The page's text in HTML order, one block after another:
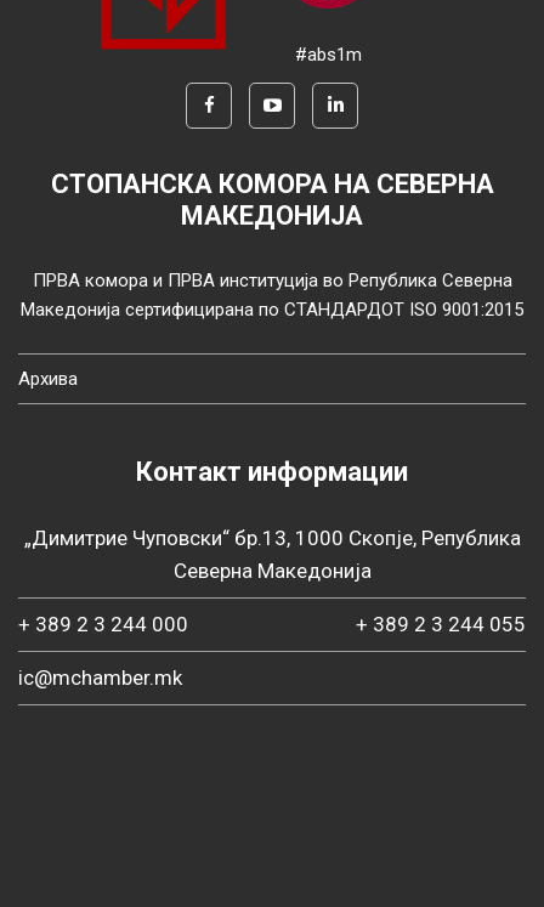
#abs1m
СТОПАНСКА КОМОРА НА СЕВЕРНА
МАКЕДОНИЈА
ПРВА комора и ПРВА институција во Република Северна
Македонија сертифицирана по СТАНДАРДОТ ISO 9001:2015
Архива
Контакт информации
„Димитрие Чуповски“ бр.13, 1000 Скопје, Република
Северна Македонија
+ 389 2 3 244 000 + 389 2 3 244 055
ic@mchamber.mk